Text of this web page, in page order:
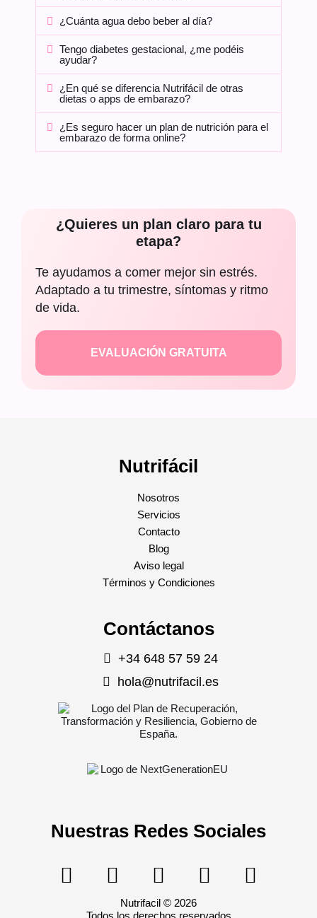
¿Cuánta agua debo beber al día?
Tengo diabetes gestacional, ¿me podéis
ayudar?
¿En qué se diferencia Nutrifácil de otras
dietas o apps de embarazo?
¿Es seguro hacer un plan de nutrición para el
embarazo de forma online?
¿Quieres un plan claro para tu
etapa?
Te ayudamos a comer mejor sin estrés.
Adaptado a tu trimestre, síntomas y ritmo
de vida.
EVALUACIÓN GRATUITA
Nutrifácil
Nosotros
Servicios
Contacto
Blog
Aviso legal
Términos y Condiciones
Contáctanos
+34 648 57 59 24
hola@nutrifacil.es
Nuestras Redes Sociales
Nutrifacil © 2026
Todos los derechos reservados